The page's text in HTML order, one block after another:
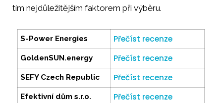
tím nejdůležitějším faktorem při výběru.
S-Power Energies Přečíst recenze
GoldenSUN.energy Přečíst recenze
SEFY Czech Republic Přečíst recenze
Efektivní dům s.r.o. Přečíst recenze